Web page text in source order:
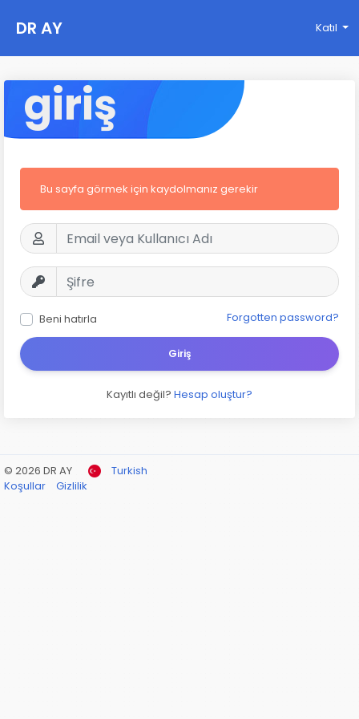
DR AY Katıl
giriş
Bu sayfa görmek için kaydolmanız gerekir
Beni hatırla Forgotten password?
Giriş
Kayıtlı değil? Hesap oluştur?
© 2026 DR AY
Turkish
Koşullar
Gizlilik